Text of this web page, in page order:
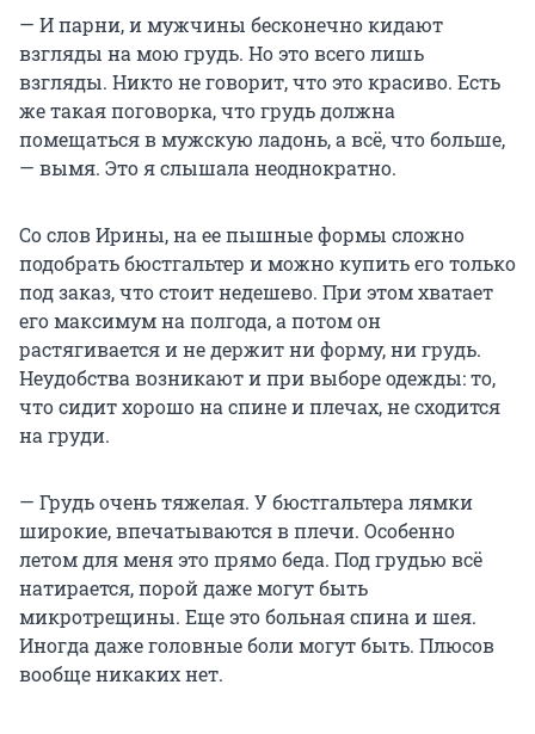
— И парни, и мужчины бесконечно кидают
взгляды на мою грудь. Но это всего лишь
взгляды. Никто не говорит, что это красиво. Есть
же такая поговорка, что грудь должна
помещаться в мужскую ладонь, а всё, что больше,
— вымя. Это я слышала неоднократно.
Со слов Ирины, на ее пышные формы сложно
подобрать бюстгальтер и можно купить его только
под заказ, что стоит недешево. При этом хватает
его максимум на полгода, а потом он
растягивается и не держит ни форму, ни грудь.
Неудобства возникают и при выборе одежды: то,
что сидит хорошо на спине и плечах, не сходится
на груди.
— Грудь очень тяжелая. У бюстгальтера лямки
широкие, впечатываются в плечи. Особенно
летом для меня это прямо беда. Под грудью всё
натирается, порой даже могут быть
микротрещины. Еще это больная спина и шея.
Иногда даже головные боли могут быть. Плюсов
вообще никаких нет.